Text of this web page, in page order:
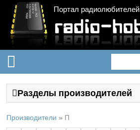
Портал радиолюбителей
Разделы производителей
Производители » П